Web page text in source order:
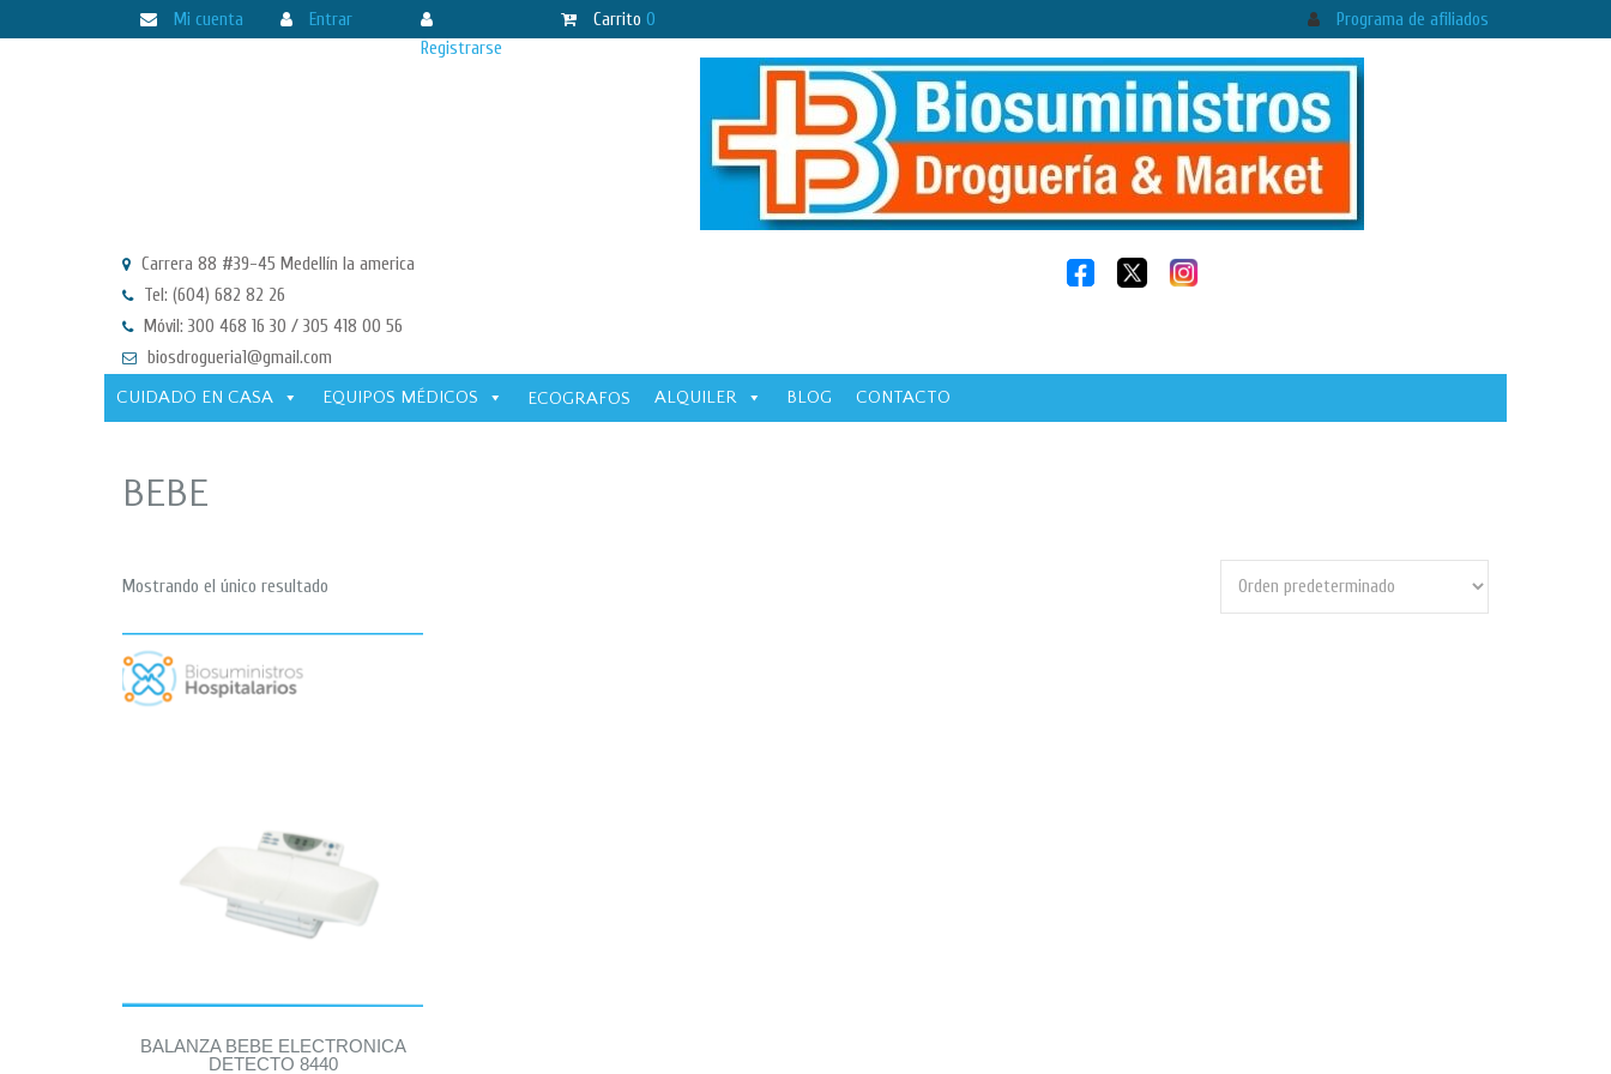
Mi cuenta
Entrar
Registrarse
Carrito 0 Programa de afiliados
Carrera 88 #39-45 Medellín la america
Tel: (604) 682 82 26
Móvil: 300 468 16 30 / 305 418 00 56
biosdrogueria1@gmail.com
CUIDADO EN CASA
EQUIPOS MÉDICOS ECOGRAFOS ALQUILER BLOG CONTACTO
BEBE
Mostrando el único resultado
BALANZA BEBE ELECTRONICA
DETECTO 8440